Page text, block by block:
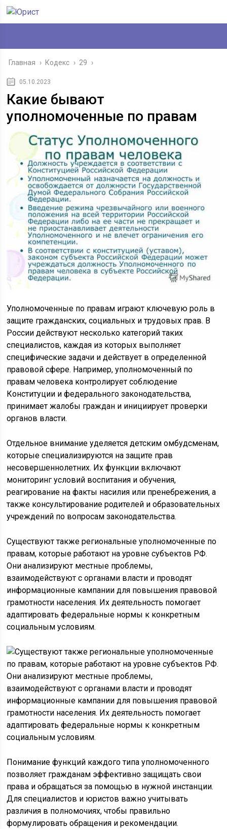
Главная › Кодекс › 29 ›
05.10.2023
Какие бывают
уполномоченные по правам
Уполномоченные по правам играют ключевую роль в
защите гражданских, социальных и трудовых прав. В
России действуют несколько категорий таких
специалистов, каждая из которых выполняет
специфические задачи и действует в определенной
правовой сфере. Например, уполномоченный по
правам человека контролирует соблюдение
Конституции и федерального законодательства,
принимает жалобы граждан и инициирует проверки
органов власти.
Отдельное внимание уделяется детским омбудсменам,
которые специализируются на защите прав
несовершеннолетних. Их функции включают
мониторинг условий воспитания и обучения,
реагирование на факты насилия или пренебрежения, а
также консультирование родителей и образовательных
учреждений по вопросам законодательства.
Существуют также региональные уполномоченные по
правам, которые работают на уровне субъектов РФ.
Они анализируют местные проблемы,
взаимодействуют с органами власти и проводят
информационные кампании для повышения правовой
грамотности населения. Их деятельность помогает
адаптировать федеральные нормы к конкретным
социальным условиям.
Понимание функций каждого типа уполномоченного
позволяет гражданам эффективно защищать свои
права и обращаться за помощью в нужной инстанции.
Для специалистов и юристов важно учитывать
различия в полномочиях, чтобы правильно
формулировать обращения и рекомендации.